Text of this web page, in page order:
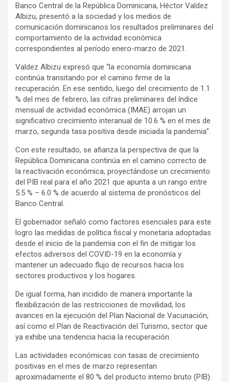
Banco Central de la República Dominicana, Héctor Valdez
Albizu, presentó a la sociedad y los medios de
comunicación dominicanos los resultados preliminares del
comportamiento de la actividad económica
correspondientes al período enero-marzo de 2021.
Valdez Albizu expresó que “la economía dominicana
continúa transitando por el camino firme de la
recuperación. En ese sentido, luego del crecimiento de 1.1
% del mes de febrero, las cifras preliminares del índice
mensual de actividad económica (IMAE) arrojan un
significativo crecimiento interanual de 10.6 % en el mes de
marzo, segunda tasa positiva desde iniciada la pandemia”.
Con este resultado, se afianza la perspectiva de que la
República Dominicana continúa en el camino correcto de
la reactivación económica, proyectándose un crecimiento
del PIB real para el año 2021 que apunta a un rango entre
5.5 % – 6.0 % de acuerdo al sistema de pronósticos del
Banco Central.
El gobernador señaló como factores esenciales para este
logro las medidas de política fiscal y monetaria adoptadas
desde el inicio de la pandemia con el fin de mitigar los
efectos adversos del COVID-19 en la economía y
mantener un adecuado flujo de recursos hacia los
sectores productivos y los hogares.
De igual forma, han incidido de manera importante la
flexibilización de las restricciones de movilidad, los
avances en la ejecución del Plan Nacional de Vacunación,
así como el Plan de Reactivación del Turismo, sector que
ya exhibe una tendencia hacia la recuperación.
Las actividades económicas con tasas de crecimiento
positivas en el mes de marzo representan
aproximadamente el 80 % del producto interno bruto (PIB).